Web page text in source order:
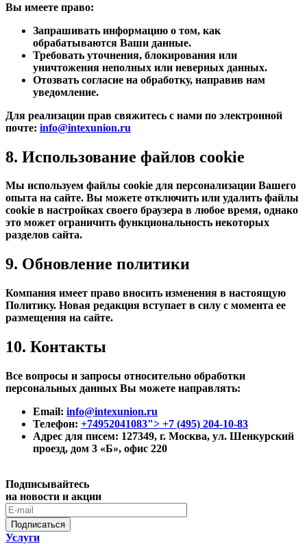
Вы имеете право:
Запрашивать информацию о том, как
обрабатываются Ваши данные.
Требовать уточнения, блокирования или
уничтожения неполных или неверных данных.
Отозвать согласие на обработку, направив нам
уведомление.
Для реализации прав свяжитесь с нами по электронной
почте: info@intexunion.ru
8. Использование файлов cookie
Мы используем файлы cookie для персонализации Вашего
опыта на сайте. Вы можете отключить или удалить файлы
cookie в настройках своего браузера в любое время, однако
это может ограничить функциональность некоторых
разделов сайта.
9. Обновление политики
Компания имеет право вносить изменения в настоящую
Политику. Новая редакция вступает в силу с момента ее
размещения на сайте.
10. Контакты
Все вопросы и запросы относительно обработки
персональных данных Вы можете направлять:
Email: info@intexunion.ru
Телефон: +74952041083"> +7 (495) 204-10-83
Адрес для писем: 127349, г. Москва, ул. Шенкурский
проезд, дом 3 «Б», офис 220
Подписывайтесь
на новости и акции
Подписаться
Услуги